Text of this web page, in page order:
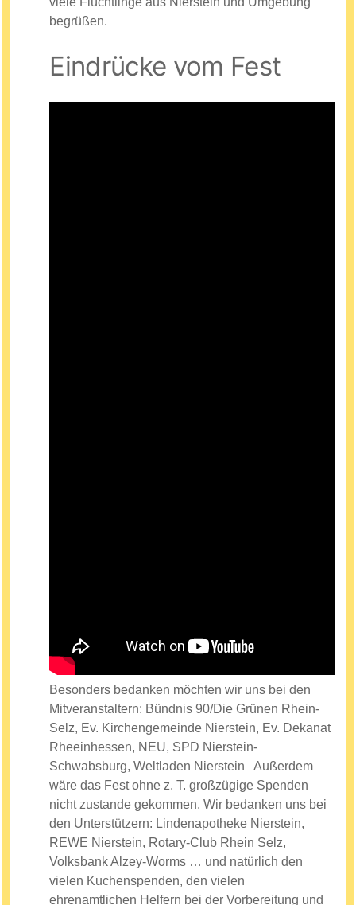
begrüßen.
Eindrücke vom Fest
Besonders bedanken möchten wir uns bei den
Mitveranstaltern: Bündnis 90/Die Grünen Rhein-
Selz, Ev. Kirchengemeinde Nierstein, Ev. Dekanat
Rheeinhessen, NEU, SPD Nierstein-
Schwabsburg, Weltladen Nierstein Außerdem
wäre das Fest ohne z. T. großzügige Spenden
nicht zustande gekommen. Wir bedanken uns bei
den Unterstützern: Lindenapotheke Nierstein,
REWE Nierstein, Rotary-Club Rhein Selz,
Volksbank Alzey-Worms … und natürlich den
vielen Kuchenspenden, den vielen
ehrenamtlichen Helfern bei der Vorbereitung und